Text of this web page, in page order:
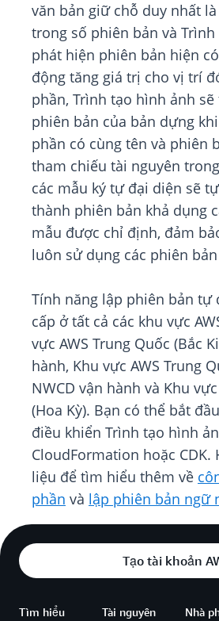
văn bản giữ chỗ duy nhất là
trong số phiên bản và
phát hiện phiên bản hiện
động tăng giá trị cho vị trí
phần, Trình tạo hình ảnh
phiên bản của bản dựng
phần có cùng tên và phiên
tham chiếu tài nguyên
các mẫu ký tự đại diện sẽ
thành phiên bản khả dụng
mẫu được chỉ định, đảm
luôn sử dụng các phiên
Tính năng lập phiên bản tự
cấp ở tất cả các khu vực
vực AWS Trung Quốc (Bắc
hành, Khu vực AWS Trung
NWCD vận hành và Khu
(Hoa Kỳ). Bạn có thể bắt
điều khiển Trình tạo hình
CloudFormation hoặc
liệu để tìm hiểu thêm về
phần và lập phiên bản ngữ
Tạo tài khoản
Tìm hiểu Tài nguyên
Nhà